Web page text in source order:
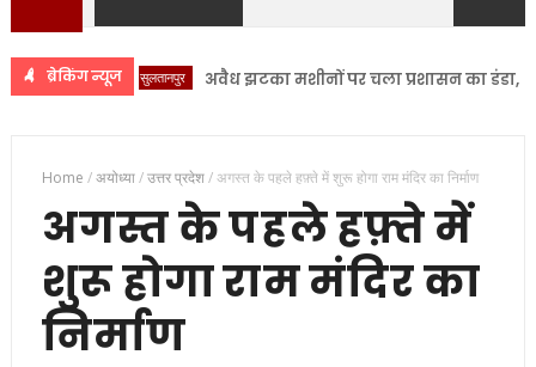
ब्रेकिंग न्यूज
सुलतानपुर अवैध झटका मशीनों पर चला प्रशासन का डंडा, 64 स्थानों
Home /अयोध्या/उत्तर प्रदेश/अगस्त के पहले हफ़्ते में शुरू होगा राम मंदिर का निर्माण
अगस्त के पहले हफ़्ते में
शुरू होगा राम मंदिर का
निर्माण